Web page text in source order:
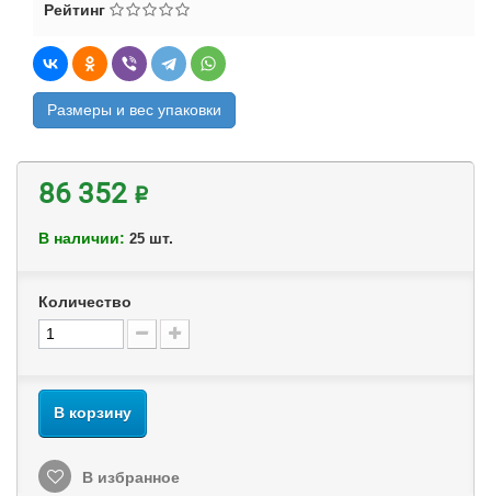
Рейтинг
Размеры и вес упаковки
86 352 ₽
В наличии: 25 шт.
Количество
В корзину
В избранное